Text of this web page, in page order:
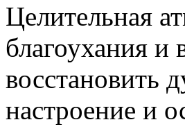
Целительная
благоухания и
восстановить
настроение и